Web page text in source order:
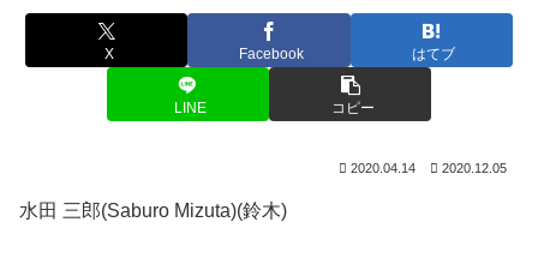
X Facebook はてブ
LINE コピー
2020.04.14 2020.12.05
水田 三郎(Saburo Mizuta)(鈴木)